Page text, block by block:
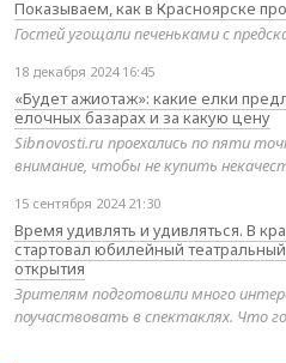
Показываем, как в Красноярске
Гостей угощали печеньками с
18 декабря 2024 16:45
«Будет ажиотаж»: какие елки
елочных базарах и за какую цену
Sibnovosti.ru проехались по пяти
внимание, чтобы не купить
15 сентября 2024 21:30
Время удивлять и удивляться. В
стартовал юбилейный
открытия
Зрителям подготовили много
поучаствовать в спектаклях. Что